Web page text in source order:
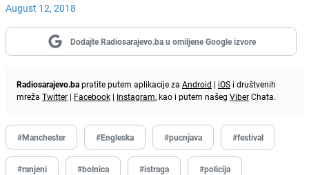
August 12, 2018
Dodajte Radiosarajevo.ba u omiljene Google izvore
Radiosarajevo.bapratite putem aplikacije za Android | iOS i društvenih
mreža Twitter | Facebook | Instagram, kao i putem našeg ViberChata.
#Manchester #Engleska #pucnjava #festival
#ranjeni #bolnica #istraga #policija